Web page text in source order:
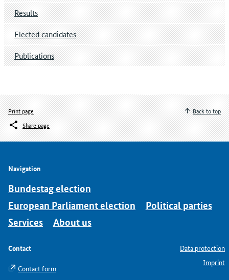
Results
Elected candidates
Publications
Print page
Share page
Back to top
Navigation
Bundestag election
European Parliament election
Political parties
Services
About us
Contact
Contact form
Data protection
Imprint